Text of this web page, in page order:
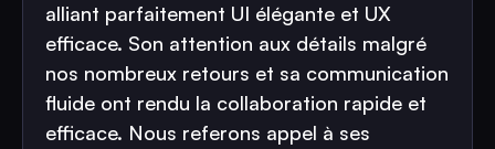
alliant parfaitement UI élégante et UX
efficace. Son attention aux détails malgré
nos nombreux retours et sa communication
fluide ont rendu la collaboration rapide et
efficace. Nous referons appel à ses